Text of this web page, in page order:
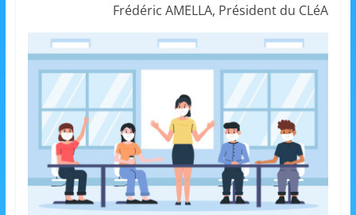
Wendel
L
o
i
i
r
s
Frédéric AMELLA, Président du CLéA